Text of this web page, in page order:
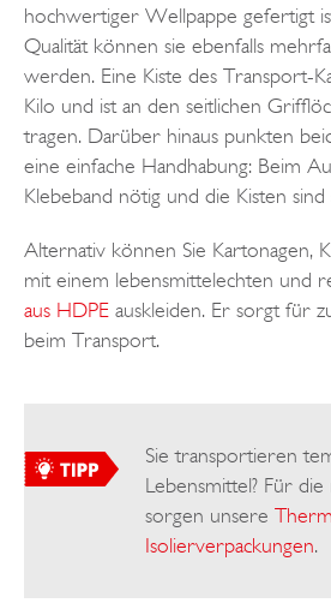
hochwertiger Wellpappe gefertigt
Qualität können sie ebenfalls
werden. Eine Kiste des Transport-
Kilo und ist an den seitlichen
tragen. Darüber hinaus punkten
eine einfache Handhabung: Beim
Klebeband nötig und die Kisten sind
Alternativ können Sie Kartonagen,
mit einem lebensmittelechten und
aus HDPE auskleiden. Er sorgt für
beim Transport.
Sie transportieren
Lebensmittel? Für
sorgen unsere
Isolierverpackungen.